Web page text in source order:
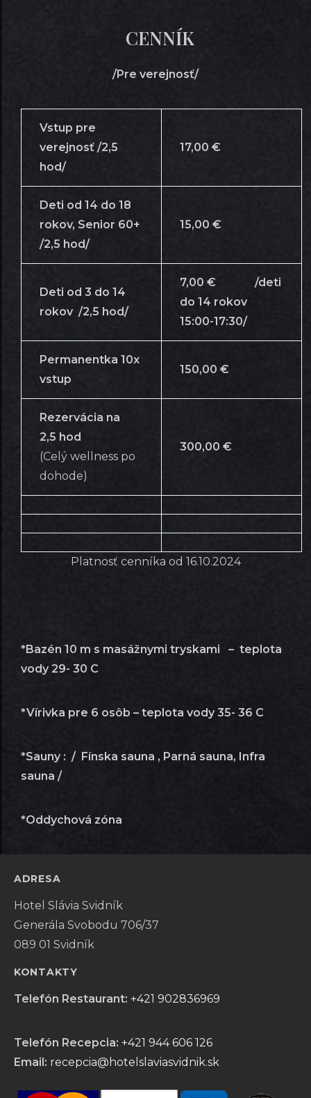
CENNÍK
/Pre verejnosť/
Vstup pre
verejnosť /2,5
hod/
17,00 €
Deti od 14 do 18
rokov, Senior 60+
/2,5 hod/
15,00 €
Deti od 3 do 14
rokov /2,5 hod/
7,00 € /deti
do 14 rokov
15:00-17:30/
Permanentka 10x
vstup
150,00 €
Rezervácia na
2,5 hod
(Celý wellness po
dohode)
300,00 €
Platnosť cenníka od 16.10.2024
*Bazén 10 m s masážnymi tryskami – teplota
vody 29- 30 C
*Vírivka pre 6 osôb – teplota vody 35- 36 C
*Sauny : / Fínska sauna , Parná sauna, Infra
sauna /
*Oddychová zóna
ADRESA
Hotel Slávia Svidník
Generála Svobodu 706/37
089 01 Svidník
KONTAKTY
Telefón Restaurant: +421 902836969
Telefón Recepcia: +421 944 606 126
Email: recepcia@hotelslaviasvidnik.sk